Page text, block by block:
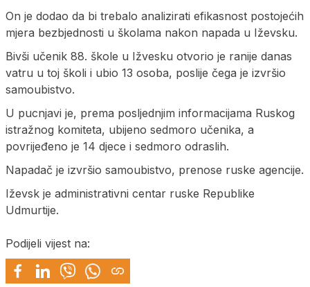
On je dodao da bi trebalo analizirati efikasnost postojećih
mjera bezbjednosti u školama nakon napada u Iževsku.
Bivši učenik 88. škole u Ižvesku otvorio je ranije danas
vatru u toj školi i ubio 13 osoba, poslije čega je izvršio
samoubistvo.
U pucnjavi je, prema posljednjim informacijama Ruskog
istražnog komiteta, ubijeno sedmoro učenika, a
povrijeđeno je 14 djece i sedmoro odraslih.
Napadač je izvršio samoubistvo, prenose ruske agencije.
Iževsk je administrativni centar ruske Republike
Udmurtije.
Podijeli vijest na: